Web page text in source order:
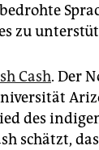
zu
Cash. Der
des
schätzt,